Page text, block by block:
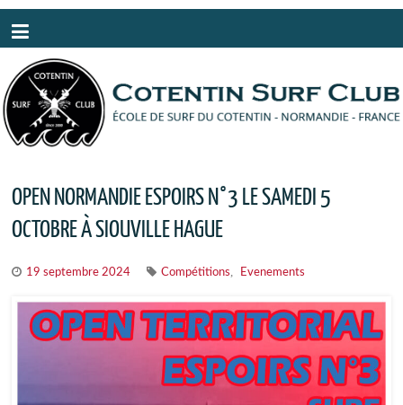
OPEN NORMANDIE ESPOIRS N°3 LE SAMEDI 5
OCTOBRE À SIOUVILLE HAGUE
19 septembre 2024 Compétitions Evenements
Panneau de gestion des cookies